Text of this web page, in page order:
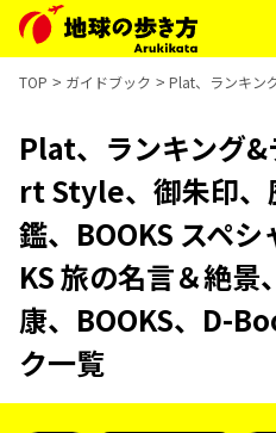
TOP ガイドブック Plat、ランキン
Plat、ランキング
rt Style、御朱印、
鑑、BOOKS スペ
KS 旅の名言＆絶景
康、BOOKS、D-
ク一覧